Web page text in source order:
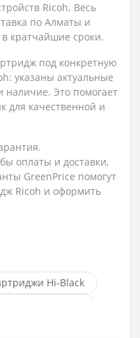
Ricoh. Весь
по Алматы и
в кратчайшие сроки.
под конкретную
указаны актуальные
наличие. Это помогает
для качественной и
оплаты и доставки,
GreenPrice помогут
Ricoh и оформить
Hi-Black